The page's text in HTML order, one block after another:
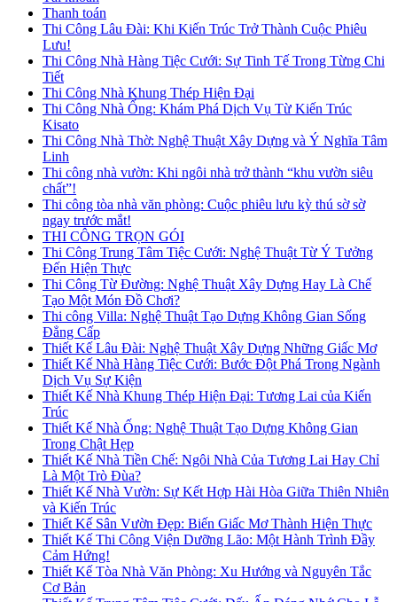
Thanh toán
Thi Công Lâu Đài: Khi Kiến Trúc Trở Thành Cuộc Phiêu
Lưu!
Thi Công Nhà Hàng Tiệc Cưới: Sự Tinh Tế Trong Từng Chi
Tiết
Thi Công Nhà Khung Thép Hiện Đại
Thi Công Nhà Ống: Khám Phá Dịch Vụ Từ Kiến Trúc
Kisato
Thi Công Nhà Thờ: Nghệ Thuật Xây Dựng và Ý Nghĩa Tâm
Linh
Thi công nhà vườn: Khi ngôi nhà trở thành “khu vườn siêu
chất”!
Thi công tòa nhà văn phòng: Cuộc phiêu lưu kỳ thú sờ sờ
ngay trước mắt!
THI CÔNG TRỌN GÓI
Thi Công Trung Tâm Tiệc Cưới: Nghệ Thuật Từ Ý Tưởng
Đến Hiện Thực
Thi Công Từ Đường: Nghệ Thuật Xây Dựng Hay Là Chế
Tạo Một Món Đồ Chơi?
Thi công Villa: Nghệ Thuật Tạo Dựng Không Gian Sống
Đẳng Cấp
Thiết Kế Lâu Đài: Nghệ Thuật Xây Dựng Những Giấc Mơ
Thiết Kế Nhà Hàng Tiệc Cưới: Bước Đột Phá Trong Ngành
Dịch Vụ Sự Kiện
Thiết Kế Nhà Khung Thép Hiện Đại: Tương Lai của Kiến
Trúc
Thiết Kế Nhà Ống: Nghệ Thuật Tạo Dựng Không Gian
Trong Chật Hẹp
Thiết Kế Nhà Tiền Chế: Ngôi Nhà Của Tương Lai Hay Chỉ
Là Một Trò Đùa?
Thiết Kế Nhà Vườn: Sự Kết Hợp Hài Hòa Giữa Thiên Nhiên
và Kiến Trúc
Thiết Kế Sân Vườn Đẹp: Biến Giấc Mơ Thành Hiện Thực
Thiết Kế Thi Công Viện Dưỡng Lão: Một Hành Trình Đầy
Cảm Hứng!
Thiết Kế Tòa Nhà Văn Phòng: Xu Hướng và Nguyên Tắc
Cơ Bản